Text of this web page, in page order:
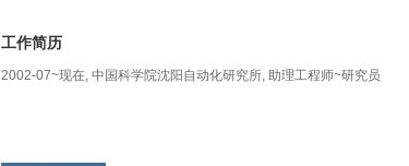
工作简历
2002-07~现在, 中国科学院沈阳自动化研究所, 助理工程师~研究员